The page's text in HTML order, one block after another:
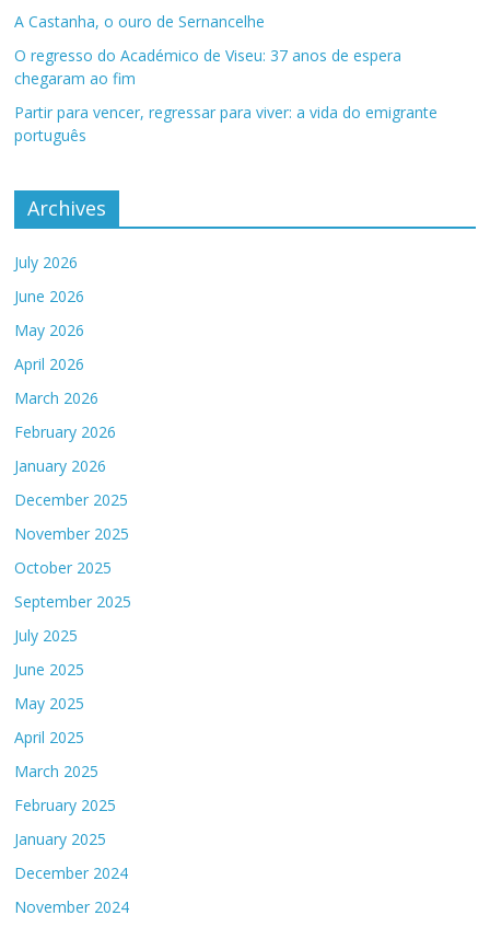
A Castanha, o ouro de Sernancelhe
O regresso do Académico de Viseu: 37 anos de espera
chegaram ao fim
Partir para vencer, regressar para viver: a vida do emigrante
português
Archives
July 2026
June 2026
May 2026
April 2026
March 2026
February 2026
January 2026
December 2025
November 2025
October 2025
September 2025
July 2025
June 2025
May 2025
April 2025
March 2025
February 2025
January 2025
December 2024
November 2024